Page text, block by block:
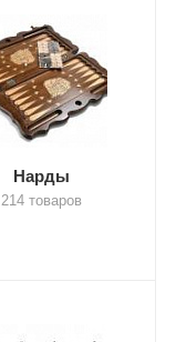
Нарды
214 товаров